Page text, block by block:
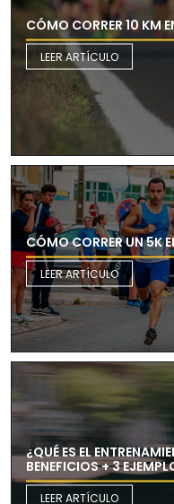
CÓMO CORRER 10 KM
LEER ARTÍCULO
CÓMO CORRER UN 5K
LEER ARTÍCULO
¿QUÉ ES EL
BENEFICIOS + 3
LEER ARTÍCULO